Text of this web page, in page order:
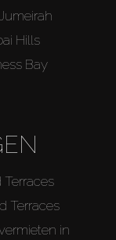
Hills
Bay
Terraces
Terraces
in